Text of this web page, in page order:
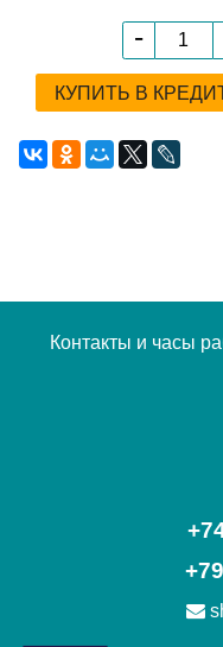
КУПИТЬ В
Контакты и часы